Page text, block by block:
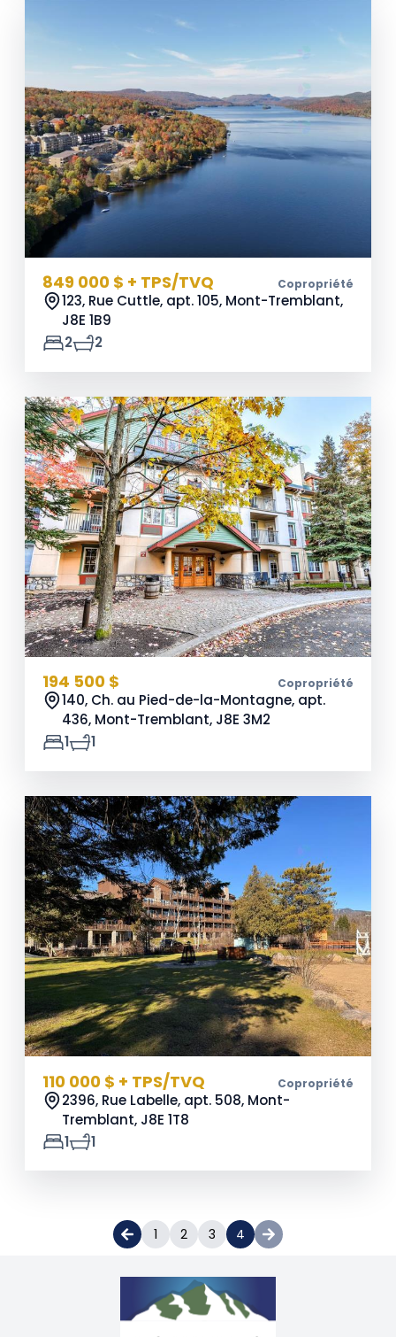
849 000 $ + TPS/TVQ Copropriété
123, Rue Cuttle, apt. 105, Mont-Tremblant,
J8E 1B9
2
2
194 500 $ Copropriété
140, Ch. au Pied-de-la-Montagne, apt.
436, Mont-Tremblant, J8E 3M2
1
1
110 000 $ + TPS/TVQ Copropriété
2396, Rue Labelle, apt. 508, Mont-
Tremblant, J8E 1T8
1
1
1 2 3 4